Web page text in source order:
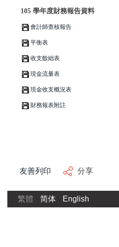
105 學年度財務報告資料
會計師查核報告
平衡表
收支餘絀表
現金流量表
現金收支概況表
財務報表附註
友善列印 分享
繁體 简体 English